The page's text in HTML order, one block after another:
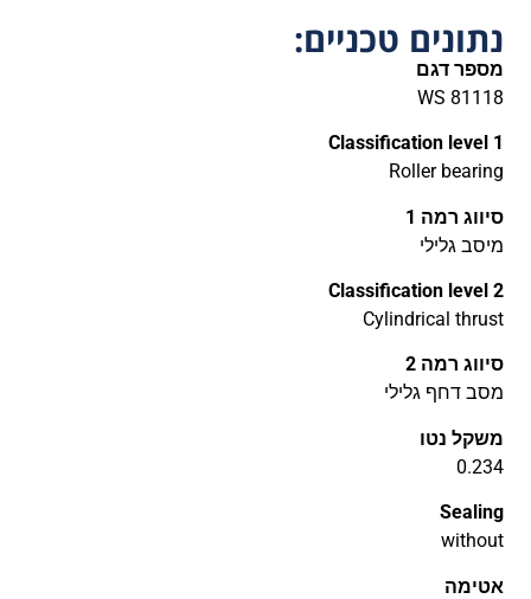
נתונים טכניים:
מספר דגם
WS 81118
Classification level 1
Roller bearing
סיווג רמה 1
מיסב גלילי
Classification level 2
Cylindrical thrust
סיווג רמה 2
מסב דחף גלילי
משקל נטו
0.234
Sealing
without
אטימה